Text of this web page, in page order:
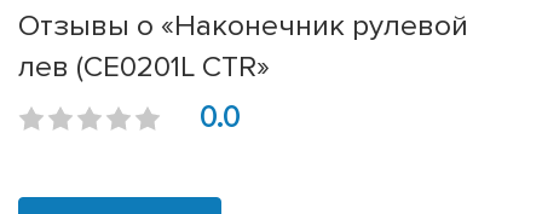
Отзывы о «Наконечник рулевой
лев (CE0201L CTR»
0.0